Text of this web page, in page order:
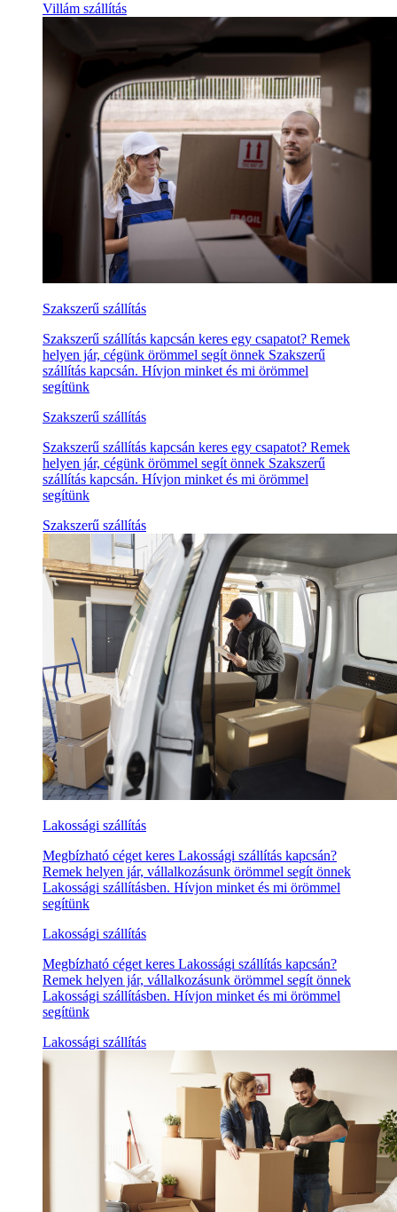
Villám szállítás
Szakszerű szállítás
Szakszerű szállítás kapcsán keres egy csapatot? Remek
helyen jár, cégünk örömmel segít önnek Szakszerű
szállítás kapcsán. Hívjon minket és mi örömmel
segítünk
Szakszerű szállítás
Szakszerű szállítás kapcsán keres egy csapatot? Remek
helyen jár, cégünk örömmel segít önnek Szakszerű
szállítás kapcsán. Hívjon minket és mi örömmel
segítünk
Szakszerű szállítás
Lakossági szállítás
Megbízható céget keres Lakossági szállítás kapcsán?
Remek helyen jár, vállalkozásunk örömmel segít önnek
Lakossági szállításben. Hívjon minket és mi örömmel
segítünk
Lakossági szállítás
Megbízható céget keres Lakossági szállítás kapcsán?
Remek helyen jár, vállalkozásunk örömmel segít önnek
Lakossági szállításben. Hívjon minket és mi örömmel
segítünk
Lakossági szállítás